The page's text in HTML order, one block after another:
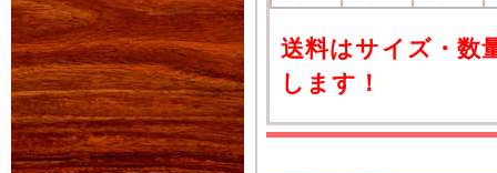
送料はサイズ・数
します！